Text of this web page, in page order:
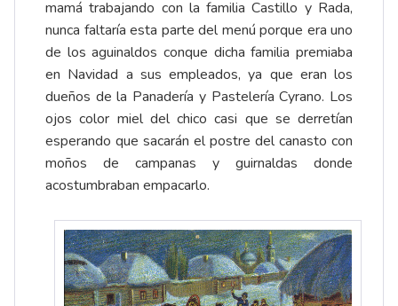
mamá trabajando con la familia Castillo y Rada,
nunca faltaría esta parte del menú porque era uno
de los aguinaldos conque dicha familia premiaba
en Navidad a sus empleados, ya que eran los
dueños de la Panadería y Pastelería Cyrano. Los
ojos color miel del chico casi que se derretían
esperando que sacarán el postre del canasto con
moños de campanas y guirnaldas donde
acostumbraban empacarlo.